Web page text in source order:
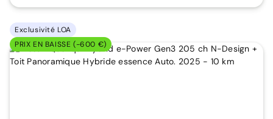
Exclusivité LOA
PRIX EN BAISSE (-600 €)